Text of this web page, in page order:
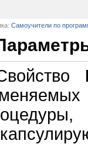
Самоучители по